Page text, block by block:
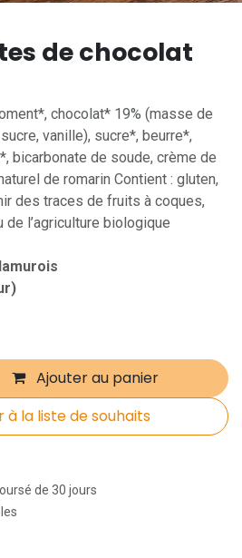
de chocolat
chocolat* 19% (masse de
vanille), sucre*, beurre*,
bicarbonate de soude, crème de
de romarin Contient : gluten,
des traces de fruits à coques,
l’agriculture biologique
Ajouter au panier
à la liste de souhaits
de 30 jours